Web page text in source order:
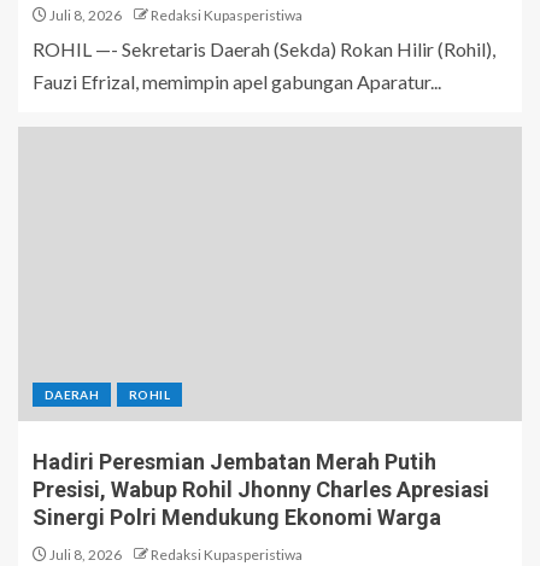
Juli 8, 2026 Redaksi Kupasperistiwa
ROHIL —- Sekretaris Daerah (Sekda) Rokan Hilir (Rohil),
Fauzi Efrizal, memimpin apel gabungan Aparatur...
DAERAH ROHIL
Hadiri Peresmian Jembatan Merah Putih
Presisi, Wabup Rohil Jhonny Charles Apresiasi
Sinergi Polri Mendukung Ekonomi Warga
Juli 8, 2026 Redaksi Kupasperistiwa